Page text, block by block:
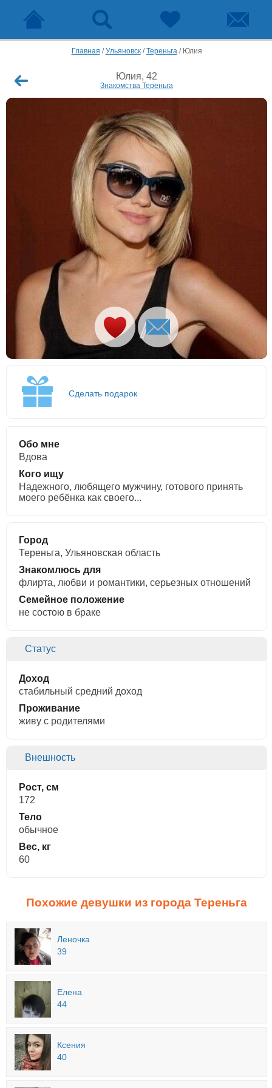
Главная /Ульяновск/Тереньга/ Юлия
Юлия, 42
Знакомства Тереньга
Сделать подарок
Обо мне
Вдова
Кого ищу
Надежного, любящего мужчину, готового принять
моего ребёнка как своего...
Город
Тереньга, Ульяновская область
Знакомлюсь для
флирта, любви и романтики, cерьезных отношений
Семейное положение
не состою в браке
Статус
Доход
стабильный средний доход
Проживание
живу с родителями
Внешность
Рост, см
172
Тело
обычное
Вес, кг
60
Похожие девушки из города Тереньга
Леночка
39
Елена
44
Ксения
40